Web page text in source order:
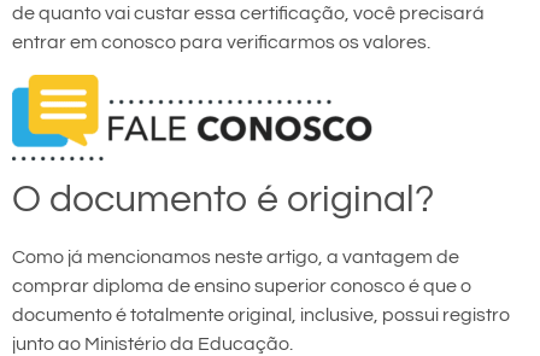
de quanto vai custar essa certificação, você precisará
entrar em conosco para verificarmos os valores.
O documento é original?
Como já mencionamos neste artigo, a vantagem de
comprar diploma de ensino superior conosco é que o
documento é totalmente original, inclusive, possui registro
junto ao Ministério da Educação.